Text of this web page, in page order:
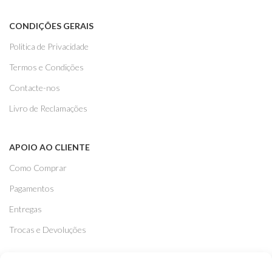
CONDIÇÕES GERAIS
Politica de Privacidade
Termos e Condições
Contacte-nos
Livro de Reclamações
APOIO AO CLIENTE
Como Comprar
Pagamentos
Entregas
Trocas e Devoluções